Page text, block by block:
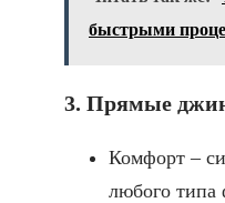
быстрыми
3. Прямые
Комфорт –
любого типа